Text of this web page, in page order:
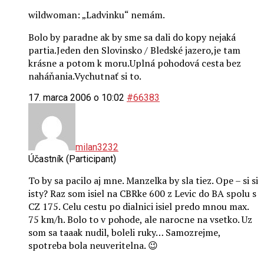
wildwoman: „Ladvinku“ nemám.
Bolo by paradne ak by sme sa dali do kopy nejaká
partia.Jeden den Slovinsko / Bledské jazero,je tam
krásne a potom k moru.Uplná pohodová cesta bez
naháňania.Vychutnať si to.
17. marca 2006 o 10:02 #66383
milan3232
Účastník (Participant)
To by sa pacilo aj mne. Manzelka by sla tiez. Ope – si si
isty? Raz som isiel na CBRke 600 z Levic do BA spolu s
CZ 175. Celu cestu po dialnici isiel predo mnou max.
75 km/h. Bolo to v pohode, ale narocne na vsetko. Uz
som sa taaak nudil, boleli ruky… Samozrejme,
spotreba bola neuveritelna. 😉